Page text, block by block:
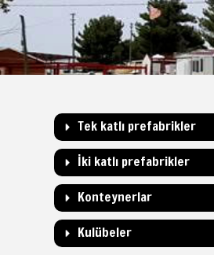
Tek katlı prefabrikler
İki katlı prefabrikler
Konteynerlar
Kulübeler